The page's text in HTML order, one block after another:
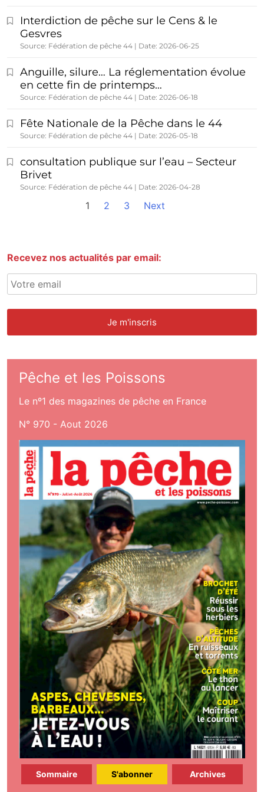
Interdiction de pêche sur le Cens & le
Gesvres
Source: Fédération de pêche 44 Date: 2026-06-25
Anguille, silure… La réglementation évolue
en cette fin de printemps…
Source: Fédération de pêche 44 Date: 2026-06-18
Fête Nationale de la Pêche dans le 44
Source: Fédération de pêche 44 Date: 2026-05-18
consultation publique sur l’eau – Secteur
Brivet
Source: Fédération de pêche 44 Date: 2026-04-28
1 2 3 Next
Recevez nos actualités par email:
Pêche et les Poissons
Le nº1 des magazines de pêche en France
N° 970 - Aout 2026
Sommaire S'abonner Archives